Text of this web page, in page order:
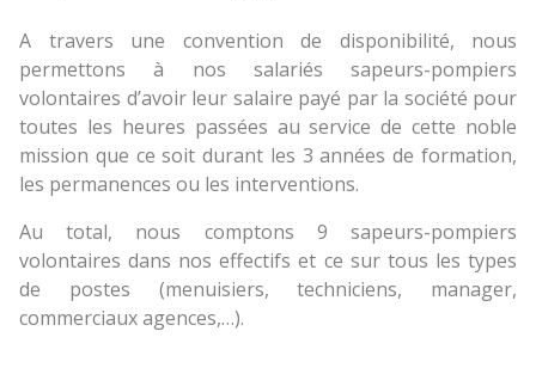
A travers une convention de disponibilité, nous
permettons à nos salariés sapeurs-pompiers
volontaires d’avoir leur salaire payé par la société pour
toutes les heures passées au service de cette noble
mission que ce soit durant les 3 années de formation,
les permanences ou les interventions.
Au total, nous comptons 9 sapeurs-pompiers
volontaires dans nos effectifs et ce sur tous les types
de postes (menuisiers, techniciens, manager,
commerciaux agences,…).